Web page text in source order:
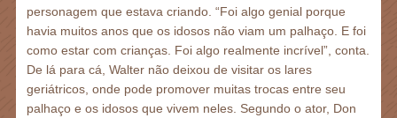
personagem que estava criando. “Foi algo genial porque
havia muitos anos que os idosos não viam um palhaço. E foi
como estar com crianças. Foi algo realmente incrível”, conta.
De lá para cá, Walter não deixou de visitar os lares
geriátricos, onde pode promover muitas trocas entre seu
palhaço e os idosos que vivem neles. Segundo o ator, Don